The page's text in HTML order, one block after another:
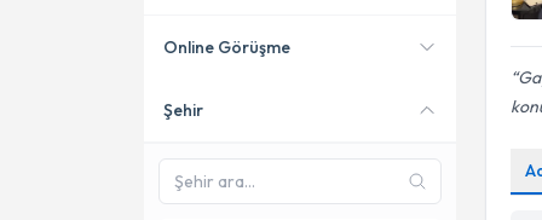
Online Görüşme
Online danışmanlık sunan
Şehir